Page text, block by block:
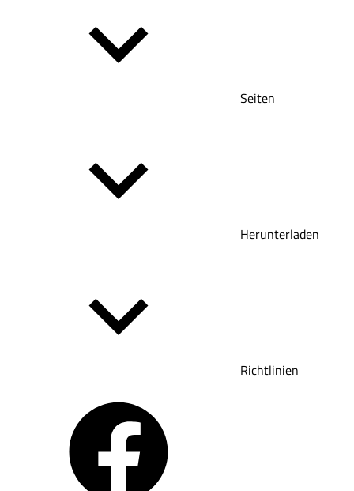
Seiten
Herunterladen
Richtlinien